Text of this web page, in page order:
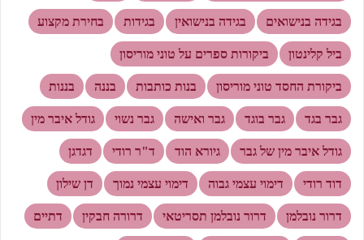
בגידה בנישואים בגידה בנישואין בגידות בחירת מקצוע
ביל קלינטון ביקורות ספרים על טוני מוריסון
ביקורת החסד טוני מוריסון בנות כותבות בננה בננות
גבר בגד גבר בוגד גבר ואישה גבר נשוי גודל איבר מין
גודל איבר מין של גבר גיורא הוד ד"ר רודי דגדגן
דוד רודי דימוי עצמי גבוה דימוי עצמי נמוך דן שילון
דרור נובלמן דרור נובלמן תסריטאי דרורה חבקין דתיים